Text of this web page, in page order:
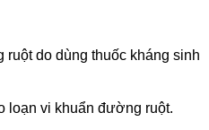
do dùng thuốc kháng sinh
loạn vi khuẩn đường ruột.